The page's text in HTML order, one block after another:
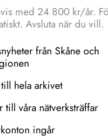
med 24 800 kr/år.
Avsluta när du vill.
från Skåne och
hela arkivet
till våra nätverksträffar
ingår